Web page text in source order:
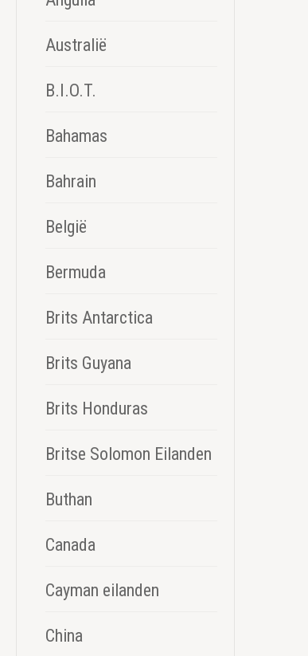
Australië
B.I.O.T.
Bahamas
Bahrain
België
Bermuda
Brits Antarctica
Brits Guyana
Brits Honduras
Britse Solomon Eilanden
Buthan
Canada
Cayman eilanden
China